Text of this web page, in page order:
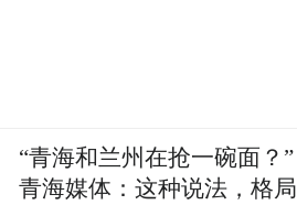
“青海和兰州在抢一碗面？”
青海媒体：这种说法，格局